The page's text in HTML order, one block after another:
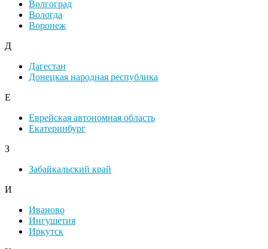
Волгоград
Вологда
Воронеж
Д
Дагестан
Донецкая народная республика
Е
Еврейская автономная область
Екатеринбург
З
Забайкальский край
И
Иваново
Ингушетия
Иркутск